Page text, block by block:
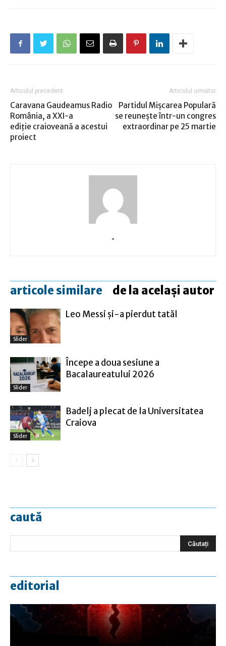
Articolul precedent
Caravana Gaudeamus Radio
România, a XXI-a
ediție craioveană a acestui
proiect
Articolul următor
Partidul Mişcarea Populară
se reuneşte într-un congres
extraordinar pe 25 martie
-
articole similare de la același autor
Slider
Leo Messi şi-a pierdut tatăl
Slider
Începe a doua sesiune a
Bacalaureatului 2026
Slider
Badelj a plecat de la Universitatea
Craiova
caută
editorial